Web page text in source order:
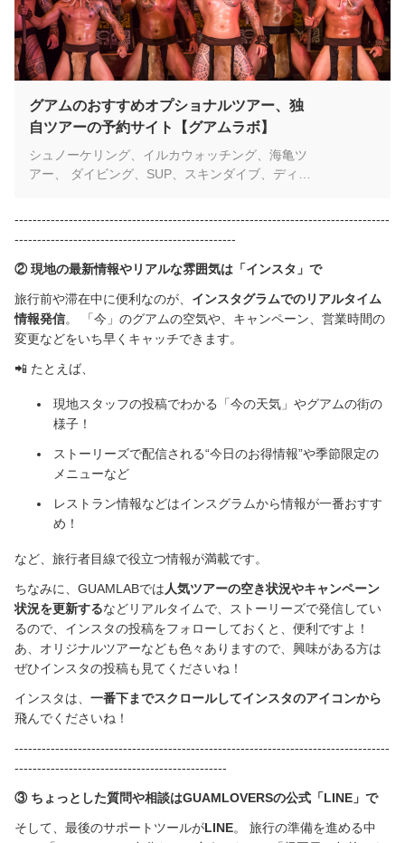
ご案内
利用規約
会社案内
日本語
English
グアムのおすすめオプショナルツアー、独
自ツアーの予約サイト【グアムラボ】
シュノーケリング、イルカウォッチング、海亀ツ
アー、 ダイビング、SUP、スキンダイブ、ディナ
お申し込みいただいた後、アプリ精算するQRコー
-----------------------------------------------------------------------------------
-------------------------------------------------
② 現地の最新情報やリアルな雰囲気は「インスタ」で
旅行前や滞在中に便利なのが、 インスタグラムでのリアルタイム
情報発信。
「今」のグアムの空気や、キャンペーン、営業時間の
変更などをいち早くキャッチできます。
📲 たとえば、
現地スタッフの投稿でわかる「今の天気」やグアムの街の
様子！
ストーリーズで配信される“今日のお得情報”や季節限定の
メニューなど
レストラン情報などはインスグラムから情報が一番おすす
め！
など、旅行者目線で役立つ情報が満載です。
ちなみに、 GUAMLABでは 人気ツアーの空き状況やキャンペーン
状況を更新するなどリアルタイムで、ストーリーズで発信してい
るので、 インスタの投稿をフォローしておくと、便利ですよ！
あ、オリジナルツアーなども色々ありますので、興味がある方は
ぜひインスタの投稿も見てくださいね！
インスタは、 一番下までスクロールしてインスタのアイコンから
飛んでくださいね！
-----------------------------------------------------------------------------------
-----------------------------------------------
③ ちょっとした質問や相談はGUAMLOVERSの公式「LINE 」で
そして、最後のサポートツールがLINE。
旅行の準備を進める中